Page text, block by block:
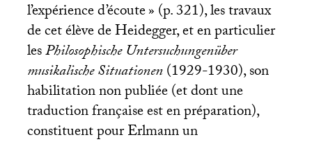
l’expérience d’écoute» (p. 321), les travaux
de cet élève de Heidegger, et en particulier
lesPhilosophische Untersuchungenüber
musikalische Situationen(1929-1930), son
habilitation non publiée (et dont une
traduction française est en préparation),
constituent pour Erlmann un